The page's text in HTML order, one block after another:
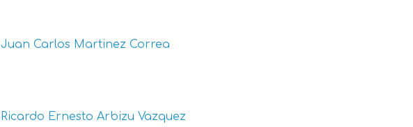
Juan Carlos Martinez Correa
Ricardo Ernesto Arbizu Vazquez